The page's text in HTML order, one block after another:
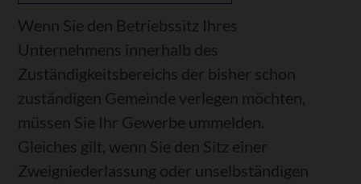
Wenn Sie den Betriebssitz Ihres
Unternehmens innerhalb des
Zuständigkeitsbereichs der bisher schon
zuständigen Gemeinde verlegen möchten,
müssen Sie Ihr Gewerbe ummelden.
Gleiches gilt, wenn Sie den Sitz einer
Zweigniederlassung oder unselbständigen